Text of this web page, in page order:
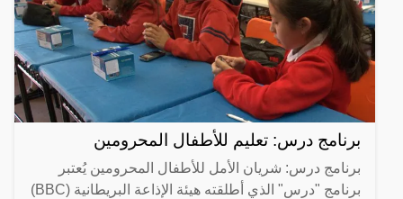
برنامج درس: تعليم للأطفال المحرومين
برنامج درس: شريان الأمل للأطفال المحرومين يُعتبر
برنامج "درس" الذي أطلقته هيئة الإذاعة البريطانية (BBC)